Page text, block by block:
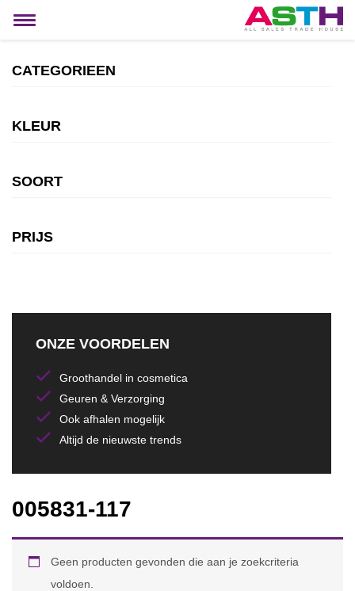
Toggle
CATEGORIEEN
KLEUR
SOORT
PRIJS
ONZE VOORDELEN
Groothandel in cosmetica
Geuren & Verzorging
Ook afhalen mogelijk
Altijd de nieuwste trends
005831-117
Geen producten gevonden die aan je zoekcriteria
voldoen.